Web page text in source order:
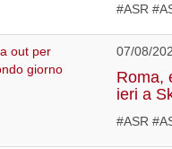
#ASR
07/08/
Roma,
ieri a
#ASR